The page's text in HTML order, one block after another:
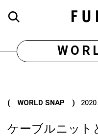
( WORLD SNAP )
ケーブルニッ